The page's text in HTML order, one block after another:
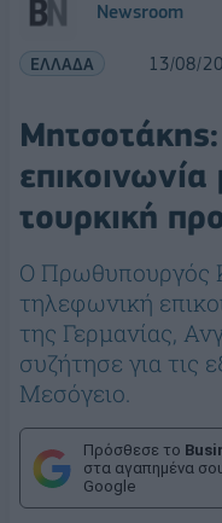
Newsroom
ΕΛΛΑΔΑ 13/08/
τουρκική
Ο Πρωθυπουργός
τηλεφωνική
της Γερμανίας,
συζήτησε για τις
Μεσόγειο.
Πρόσθεσε το
στα αγαπημένα
Google